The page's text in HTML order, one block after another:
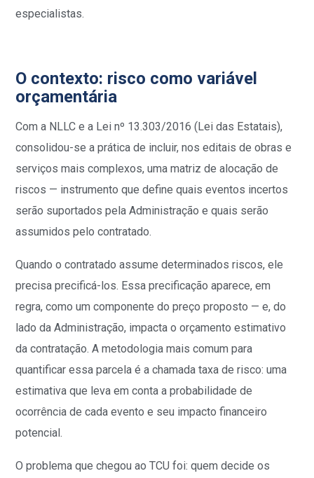
especialistas.
O contexto: risco como variável
orçamentária
Com a NLLC e a Lei nº 13.303/2016 (Lei das Estatais),
consolidou-se a prática de incluir, nos editais de obras e
serviços mais complexos, uma matriz de alocação de
riscos — instrumento que define quais eventos incertos
serão suportados pela Administração e quais serão
assumidos pelo contratado.
Quando o contratado assume determinados riscos, ele
precisa precificá-los. Essa precificação aparece, em
regra, como um componente do preço proposto — e, do
lado da Administração, impacta o orçamento estimativo
da contratação. A metodologia mais comum para
quantificar essa parcela é a chamada taxa de risco: uma
estimativa que leva em conta a probabilidade de
ocorrência de cada evento e seu impacto financeiro
potencial.
O problema que chegou ao TCU foi: quem decide os